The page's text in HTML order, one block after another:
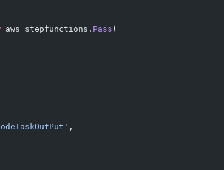
aws_stepfunctions. Pass (
,